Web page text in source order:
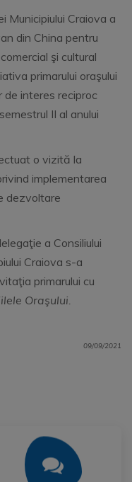
Municipiului Craiova a
din China pentru
şi cultural
primarului oraşului
interes reciproc
II al anului
o vizită la
implementarea
dezvoltare
a Consiliului
Craiova s-a
primarului cu
Oraşului.
09/09/2021
Mai Mult